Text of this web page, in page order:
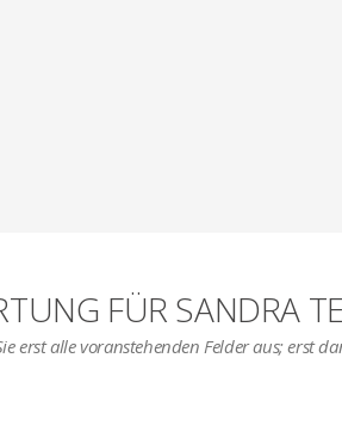
FÜR SANDRA
erst alle voranstehenden Felder aus; erst